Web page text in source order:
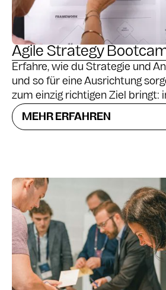
Agile Strategy
Erfahre, wie du Strategie und
und so für eine Ausrichtung
zum einzig richtigen Ziel bringt:
MEHR ERFAHREN